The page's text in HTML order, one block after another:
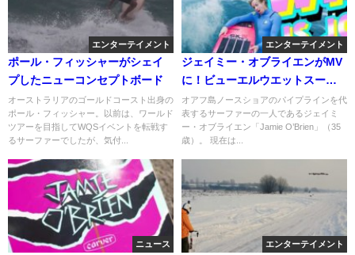
エンターテイメント
ポール・フィッシャーがシェイ
プしたニューコンセプトボード
オーストラリアのゴールドコースト出身の
ポール・フィッシャー。以前は、ワールド
ツアーを目指してWQSイベントを転戦す
るサーファーでしたが、気付...
エンターテイメント
ジェイミー・オブライエンがMV
に！ビューエルウエットスーツ
のプロモ動画
オアフ島ノースショアのパイプラインを代
表するサーファーの一人であるジェイミ
ー・オブライエン「Jamie O’Brien」（35
歳）。 現在は...
ニュース エンターテイメント